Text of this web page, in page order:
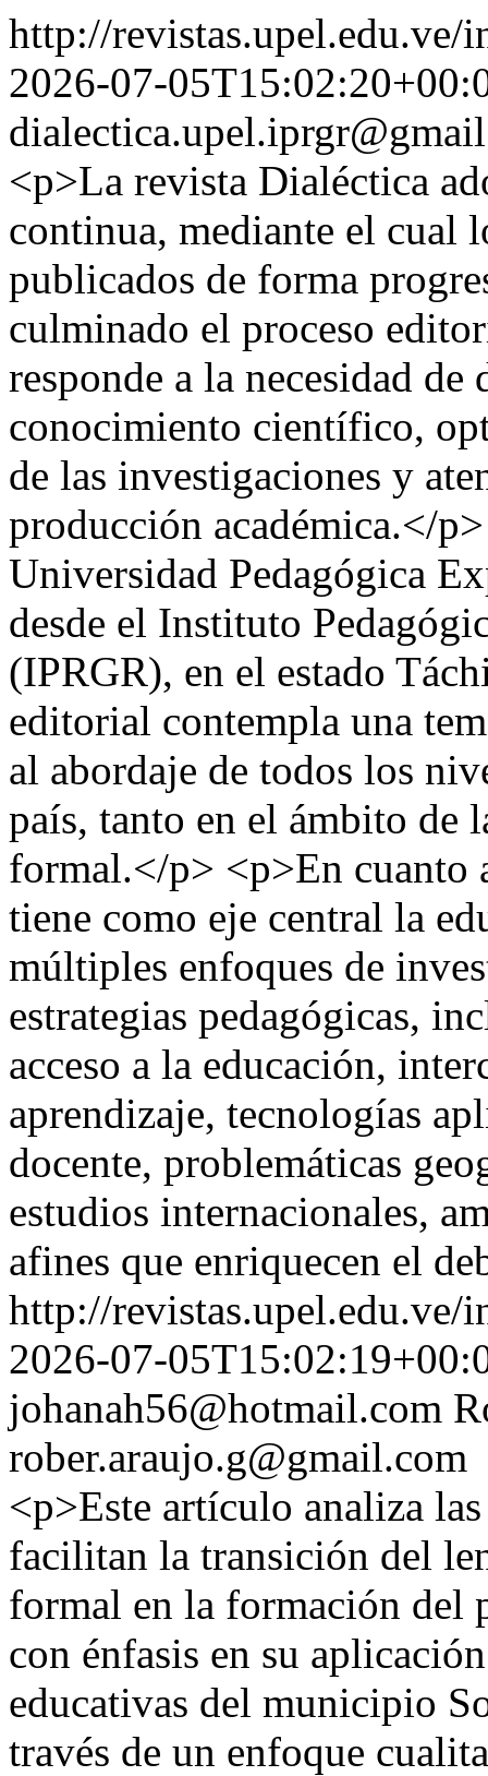
http://revistas.upel.edu.ve/
2026-07-
<p>La revista Dialéctica
continua, mediante el cual
publicados de forma
culminado el proceso
responde a la necesidad
conocimiento científico,
de las investigaciones y
producción académica.</
Universidad Pedagógica
desde el Instituto
(IPRGR), en el estado
editorial contempla una
al abordaje de todos los
país, tanto en el ámbito de
formal.</p> <p>En cuanto
tiene como eje central la
múltiples enfoques de
estrategias pedagógicas,
acceso a la educación,
aprendizaje, tecnologías
docente, problemáticas
estudios internacionales,
afines que enriquecen el
http://
2026-07-
johanah56@hotmail.com
rober.araujo.g@gmail.com
<p>Este artículo analiza
facilitan la transición del
formal en la formación del
con énfasis en su
educativas del municipio
través de un enfoque